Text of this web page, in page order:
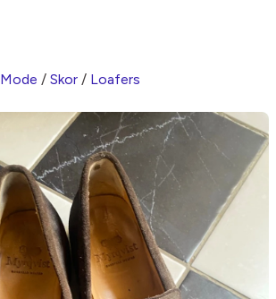
Mode / Skor / Loafers